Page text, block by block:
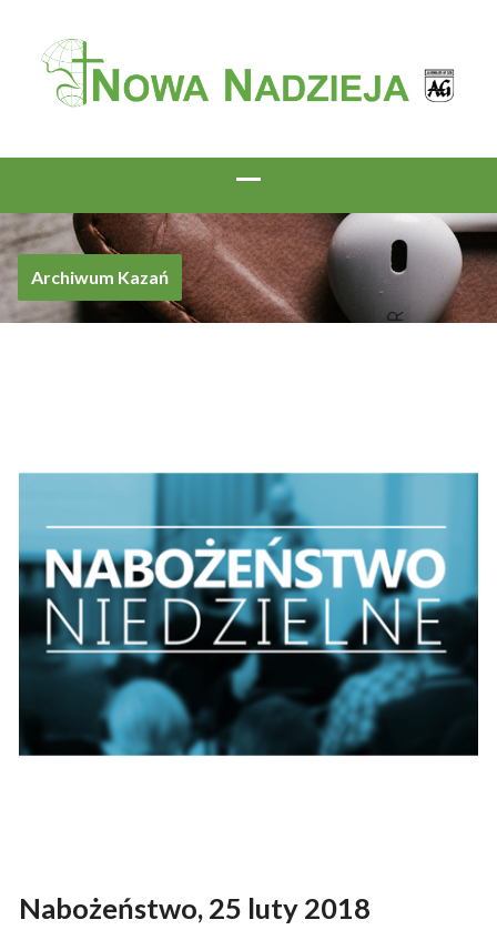
Archiwum Kazań
Nabożeństwo, 25 luty 2018